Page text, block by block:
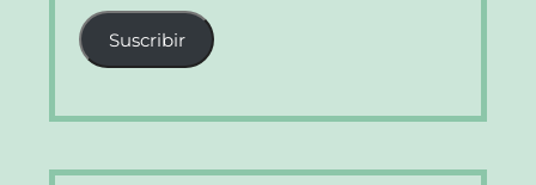
correo
electrónico
Suscribir